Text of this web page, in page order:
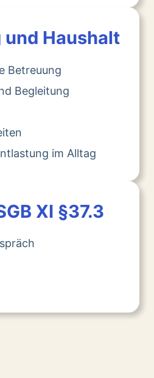
und Haushalt
Betreuung
Begleitung
im Alltag
XI §37.3